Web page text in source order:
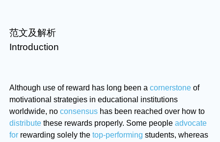
范文及解析
Introduction
Although use of reward has long been acornerstoneof
motivational strategies in educational institutions
worldwide, noconsensus has been reached over how to
distributethese rewards properly. Some peopleadvocate
for rewarding solely thetop-performing students, whereas